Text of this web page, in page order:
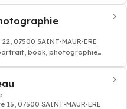
07500 SAINT-MAUR-ERE
book, photographie
15, 07500 SAINT-MAUR-ERE